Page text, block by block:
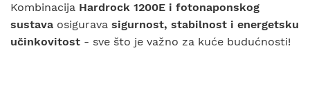
Kombinacija Hardrock 1200E i fotonaponskog
sustava osigurava sigurnost, stabilnost i energetsku
učinkovitost - sve što je važno za kuće budućnosti!